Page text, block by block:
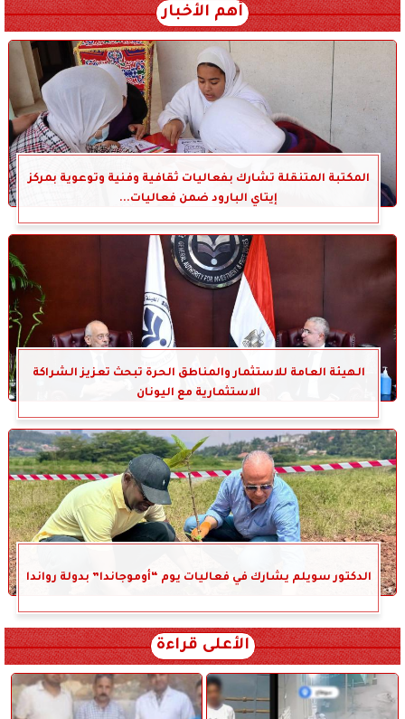
أهم الأخبار
المكتبة المتنقلة تشارك بفعاليات ثقافية وفنية وتوعوية بمركز
إيتاي البارود ضمن فعاليات...
الهيئة العامة للاستثمار والمناطق الحرة تبحث تعزيز الشراكة
الاستثمارية مع اليونان
الدكتور سويلم يشارك في فعاليات يوم “أوموجاندا” بدولة رواندا
الأعلى قراءة